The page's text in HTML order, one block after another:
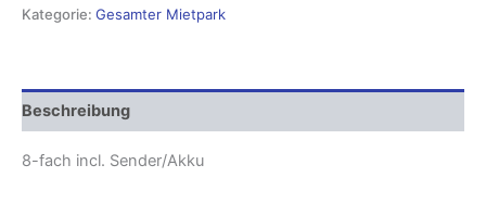
Kategorie: Gesamter Mietpark
Beschreibung
8-fach incl. Sender/Akku